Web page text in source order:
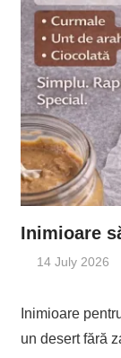
Inimioare
14 July 2026
Inimioare
un desert fără